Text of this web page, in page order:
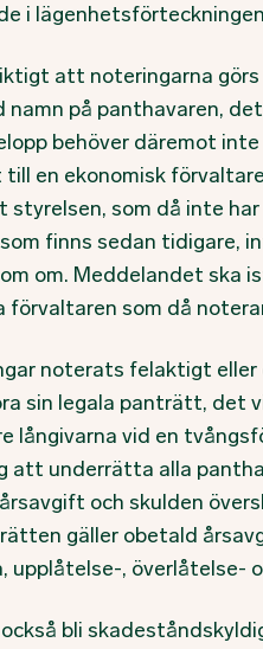
i
att noteringarna görs
namn på panthavaren,
behöver däremot
till en ekonomisk
som då inte
finns sedan tidigare,
om. Meddelandet ska
förvaltaren som då
noterats felaktigt
sin legala panträtt, det
långivarna vid en
att underrätta alla
och skulden
gäller obetald
upplåtelse-, överlåtelse-
också bli